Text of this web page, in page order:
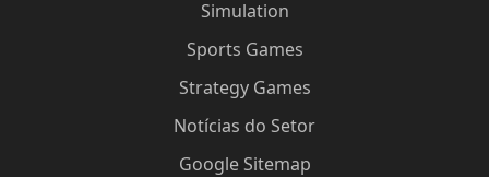
Simulation
Sports Games
Strategy Games
Notícias do Setor
Google Sitemap